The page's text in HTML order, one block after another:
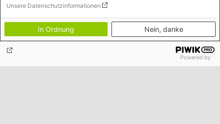
Fax 089/ 24 22 67 47
Email:info@petra-kelly-stiftung.de
Sie wollen mehr über unsere Arbeit wissen? Sie haben
noch Fragen zu einer unserer Veranstaltungen? Sie
Spotify
Heinrich-Böll-Stiftungen in den
Bundesländern
Internationale Büros
Asien
Büro Neu-Delhi - Indien
Unsere Datenschutzinformationen
In Ordnung Nein, danke
Powered by